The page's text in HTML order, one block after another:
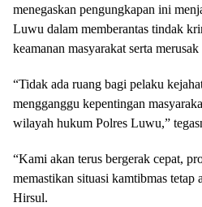
menegaskan pengungkapan ini
Luwu dalam memberantas tindak
keamanan masyarakat serta
“Tidak ada ruang bagi pelaku
mengganggu kepentingan
wilayah hukum Polres Luwu,”
“Kami akan terus bergerak cepat,
memastikan situasi kamtibmas tetap
Hirsul.